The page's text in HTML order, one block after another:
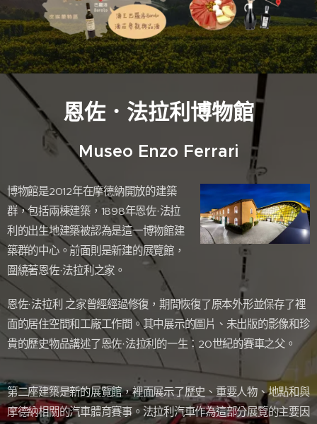
恩佐．法拉利博物館
Museo Enzo Ferrari
博物館是2012年在摩德納開放的建築
群，包括兩棟建築，1898年恩佐·法拉
利的出生地建築被認為是這一博物館建
築群的中心。前面則是新建的展覽館，
圍繞著恩佐·法拉利之家。
恩佐·法拉利 之家曾經經過修復，期間恢復了原本外形並保存了裡
面的居住空間和工廠工作間。其中展示的圖片、未出版的影像和珍
貴的歷史物品講述了恩佐·法拉利的一生：20世紀的賽車之父。
第二座建築是新的展覽館，裡面展示了歷史、重要人物、地點和與
摩德納相關的汽車體育賽事。法拉利汽車作為這部分展覽的主要因